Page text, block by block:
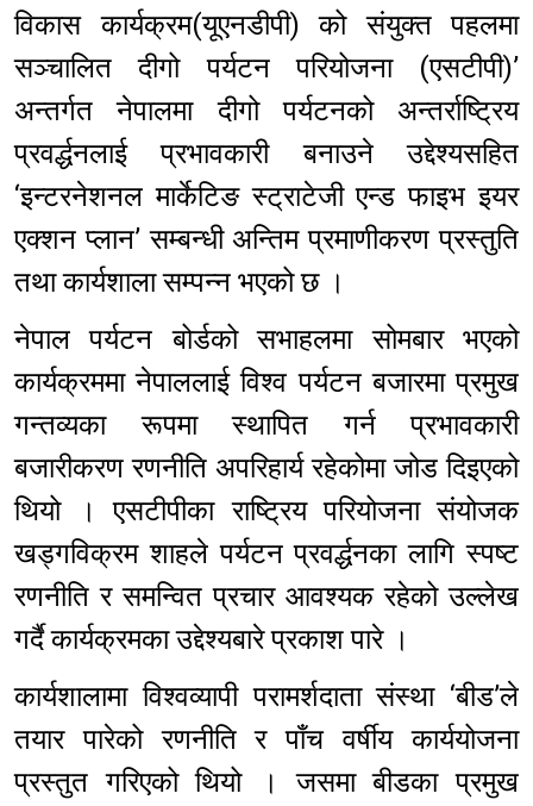
विकास कार्यक्रम(यूएनडीपी) को संयुक्त पहलमा
सञ्‍चालित दीगो पर्यटन परियोजना (एसटीपी)’
अन्तर्गत नेपालमा दीगो पर्यटनको अन्तर्राष्ट्रिय
प्रवर्द्धनलाई प्रभावकारी बनाउने उद्देश्यसहित
‘इन्टरनेशनल मार्केटिङ स्ट्राटेजी एन्ड फाइभ इयर
एक्शन प्लान’ सम्बन्धी अन्तिम प्रमाणीकरण प्रस्तुति
तथा कार्यशाला सम्पन्न भएको छ ।
नेपाल पर्यटन बोर्डको सभाहलमा सोमबार भएको
कार्यक्रममा नेपाललाई विश्व पर्यटन बजारमा प्रमुख
गन्तव्यका रूपमा स्थापित गर्न प्रभावकारी
बजारीकरण रणनीति अपरिहार्य रहेकोमा जोड दिइएको
थियो । एसटीपीका राष्ट्रिय परियोजना संयोजक
खड्गविक्रम शाहले पर्यटन प्रवर्द्धनका लागि स्पष्ट
रणनीति र समन्वित प्रचार आवश्यक रहेको उल्लेख
गर्दै कार्यक्रमका उद्देश्यबारे प्रकाश पारे ।
कार्यशालामा विश्वव्यापी परामर्शदाता संस्था ‘बीड’ले
तयार पारेको रणनीति र पाँच वर्षीय कार्ययोजना
प्रस्तुत गरिएको थियो । जसमा बीडका प्रमुख